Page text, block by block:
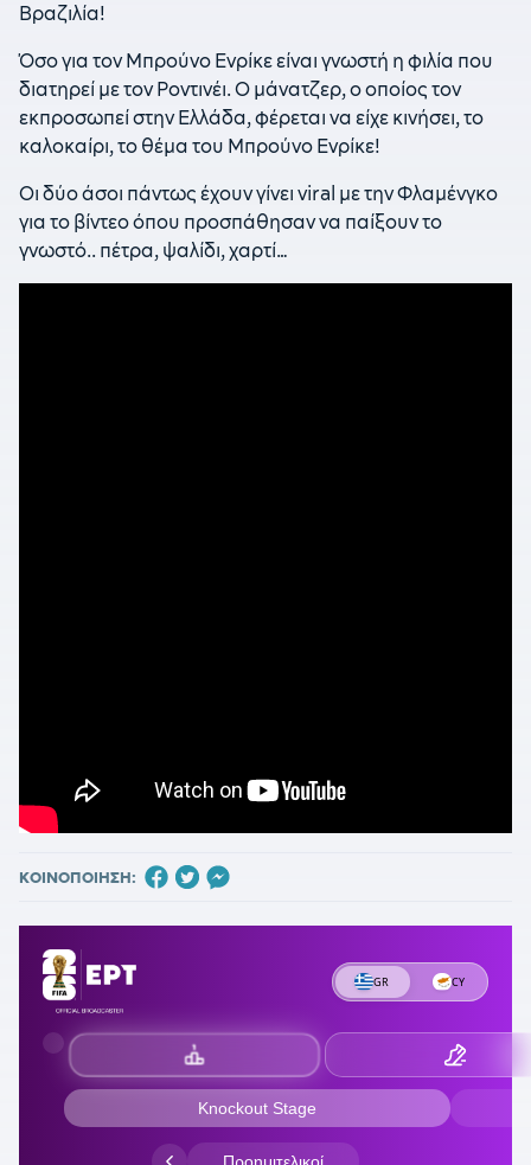
Βραζιλία!
Όσο για τον Μπρούνο Ενρίκε είναι γνωστή η φιλία που
διατηρεί με τον Ροντινέι. Ο μάνατζερ, ο οποίος τον
εκπροσωπεί στην Ελλάδα, φέρεται να είχε κινήσει, το
καλοκαίρι, το θέμα του Μπρούνο Ενρίκε!
Οι δύο άσοι πάντως έχουν γίνει viral με την Φλαμένγκο
για το βίντεο όπου προσπάθησαν να παίξουν το
γνωστό.. πέτρα, ψαλίδι, χαρτί…
ΚΟΙΝΟΠΟΙΗΣΗ: